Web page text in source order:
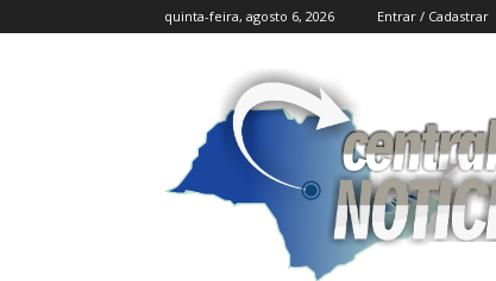
quinta-feira, agosto 6, 2026 Entrar / Cadastrar